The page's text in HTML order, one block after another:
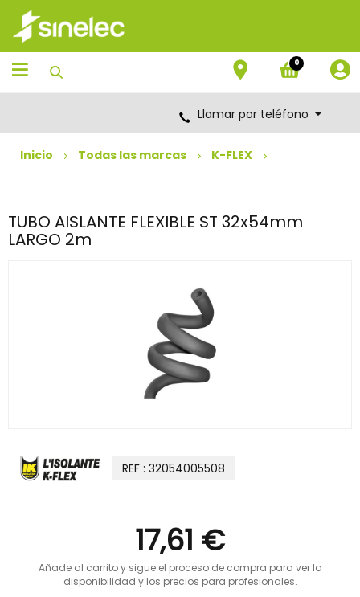
Saltar
contenido
Saltar
menú
de
navegación
0
Llamar por teléfono
Inicio Todas las marcas K-FLEX
TUBO AISLANTE FLEXIBLE ST 32x54mm
LARGO 2m
REF : 32054005508
17,61 €
Añade al carrito y sigue el proceso de compra para ver la
disponibilidad y los precios para profesionales.